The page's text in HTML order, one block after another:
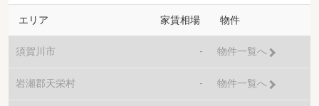
エリア 家賃相場 物件
須賀川市 - 物件一覧へ
岩瀬郡天栄村 - 物件一覧へ